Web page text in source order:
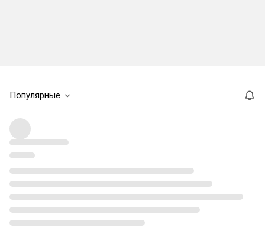
Популярные